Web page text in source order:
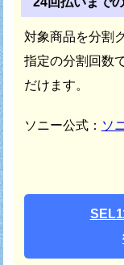
対象商品を分割
指定の分割回数
だけます。
ソニー公式： ソ